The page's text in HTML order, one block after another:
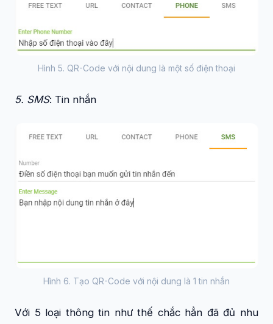
Hình 5. QR-Code với nội dung là một số điện thoại
5. SMS: Tin nhắn
Hình 6. Tạo QR-Code với nội dung là 1 tin nhắn
Với 5 loại thông tin như thế chắc hẳn đã đủ nhu